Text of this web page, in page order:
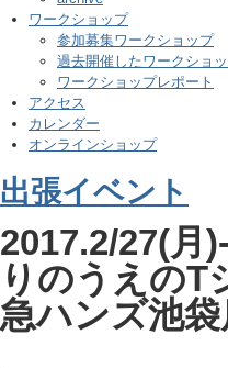
ワークショップ
参加募集ワークショップ
過去開催したワークショ
ワークショップレポート
アクセス
カレンダー
オンラインショップ
出張イベント
2017.2/27(月
りのうえのT
急ハンズ池袋